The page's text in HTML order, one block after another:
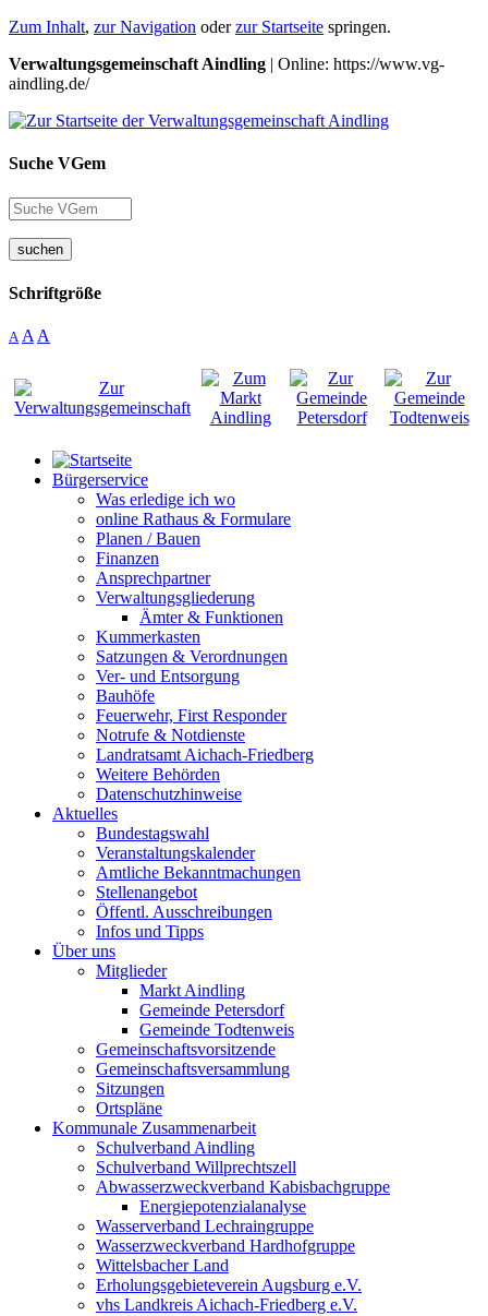
Zum Inhalt, zur Navigation oderzur Startseite springen.
Verwaltungsgemeinschaft Aindling | Online: https://www.vg-
aindling.de/
Suche VGem
suchen
Schriftgröße
A A A
Bürgerservice
Was erledige ich wo
online Rathaus & Formulare
Planen / Bauen
Finanzen
Ansprechpartner
Verwaltungsgliederung
Ämter & Funktionen
Kummerkasten
Satzungen & Verordnungen
Ver- und Entsorgung
Bauhöfe
Feuerwehr, First Responder
Notrufe & Notdienste
Landratsamt Aichach-Friedberg
Weitere Behörden
Datenschutzhinweise
Aktuelles
Bundestagswahl
Veranstaltungskalender
Amtliche Bekanntmachungen
Stellenangebot
Öffentl. Ausschreibungen
Infos und Tipps
Über uns
Mitglieder
Markt Aindling
Gemeinde Petersdorf
Gemeinde Todtenweis
Gemeinschaftsvorsitzende
Gemeinschaftsversammlung
Sitzungen
Ortspläne
Kommunale Zusammenarbeit
Schulverband Aindling
Schulverband Willprechtszell
Abwasserzweckverband Kabisbachgruppe
Energiepotenzialanalyse
Wasserverband Lechraingruppe
Wasserzweckverband Hardhofgruppe
Wittelsbacher Land
Erholungsgebieteverein Augsburg e.V.
vhs Landkreis Aichach-Friedberg e.V.